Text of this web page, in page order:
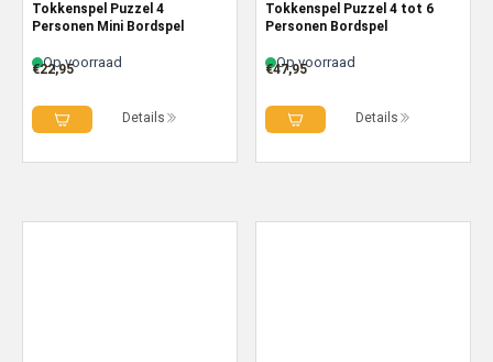
Tokkenspel Puzzel 4
Personen Mini Bordspel
Op voorraad
€22,95
Details
Tokkenspel Puzzel 4 tot 6
Personen Bordspel
Op voorraad
€47,95
Details